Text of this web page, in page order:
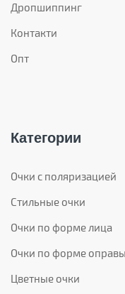
Дропшиппинг
Контакти
Опт
Категории
Очки с поляризацией
Стильные очки
Очки по форме лица
Очки по форме оправы
Цветные очки